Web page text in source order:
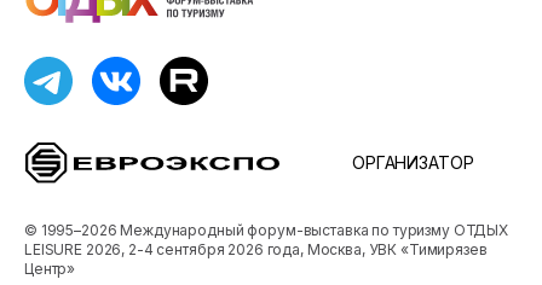
ОРГАНИЗАТОР
© 1995–2026 Международный форум-выставка по туризму ОТДЫХ
LEISURE 2026, 2-4 сентября 2026 года, Москва, УВК «Тимирязев
Центр»